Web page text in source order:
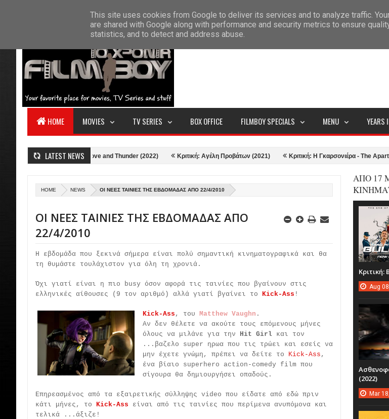
HOME ABOUT US CONTACT SITEMAP
HOME MOVIES TV SERIES BOX OFFICE FILMBOY SPECIALS MENU YEARS
LATEST NEWS
Κριτική: Thor: Love and Thunder (2022) Κριτική: Αγέλη Προβάτων (2021) Κριτική: Η Γκαρσονιέρα - The Apartment
HOME NEWS ΟΙ ΝΕΕΣ ΤΑΙΝΙΕΣ ΤΗΣ ΕΒΔΟΜΑΔΑΣ ΑΠΟ 22/4/2010
ΟΙ ΝΕΕΣ ΤΑΙΝΙΕΣ ΤΗΣ ΕΒΔΟΜΑΔΑΣ ΑΠΟ
22/4/2010
Η εβδομάδα που ξεκινά σήμερα είναι πολύ σημαντική κινηματογραφικά και θα
τη θυμάστε τουλάχιστον για όλη τη χρονιά.
Όχι γιατί είναι η πιο busy όσον αφορά τις ταινίες που βγαίνουν στις
ελληνικές αίθουσες (9 τον αριθμό) αλλά γιατί βγαίνει το Kick-Ass !
Kick-Ass , του Matthew Vaughn .
Αν δεν θέλετε να ακούτε τους επόμενους μήνες
όλους να μιλάνε για την Hit Girl και τον
...βαζελο super ηρωα που τις τρώει και εσείς να
μην έχετε γνώμη, πρέπει να δείτε το Kick-Ass ,
ένα βίαιο superhero action-comedy film που
σίγουρα θα δημιουργήσει οπαδούς.
Επηρεασμένος από τα εξαιρετικής σύλληψης video που είδατε από εδώ πριν
κάτι μήνες, το Kick-Ass είναι από τις ταινίες που περίμενα ανυπόμονα και
τελικά ...άξιζε!
ΑΠΟ 17
Aug
(2022)
Mar 18,
This site uses cookies from Google to deliver its services and to analyze traffic.
are shared with Google along with performance and security metrics to ensure
statistics, and to detect and address abuse.